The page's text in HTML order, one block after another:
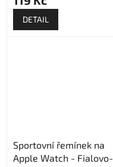
DETAIL
Sportovní řemínek na
Apple Watch - Fialovo-